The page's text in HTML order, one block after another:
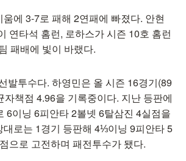
에 3-7로 패해 2연패에 빠졌다. 안현
연타석 홈런, 로하스가 시즌 10호 홈런
패배에 빛이 바랬다.
발투수다. 하영민은 올 시즌 16경기(89
자책점 4.96을 기록중이다. 지난 등판에
6이닝 6피안타 2볼넷 6탈삼진 4실점을
대로는 1경기 등판해 4⅓이닝 9피안타 5
으로 고전하며 패전투수가 됐다.